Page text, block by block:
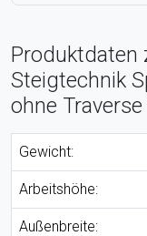
Produktdaten
Steigtechnik
ohne
Gewicht:
Arbeitshöhe:
Außenbreite: